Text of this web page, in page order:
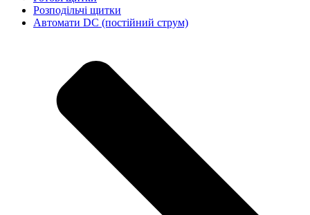
Розподільчі щитки
Автомати DC (постійний струм)